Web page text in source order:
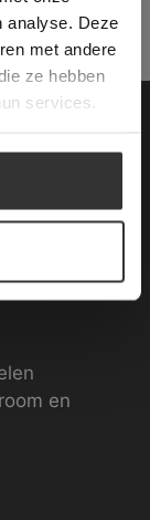
analyse. Deze
met andere
ze hebben
services.
en
Lees